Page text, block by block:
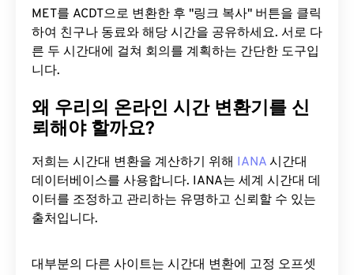
MET를 ACDT으로 변환한 후 "링크 복사" 버튼을 클릭
하여 친구나 동료와 해당 시간을 공유하세요. 서로 다
른 두 시간대에 걸쳐 회의를 계획하는 간단한 도구입
니다.
왜 우리의 온라인 시간 변환기를 신
뢰해야 할까요?
저희는 시간대 변환을 계산하기 위해 IANA 시간대
데이터베이스를 사용합니다. IANA는 세계 시간대 데
이터를 조정하고 관리하는 유명하고 신뢰할 수 있는
출처입니다.
대부분의 다른 사이트는 시간대 변환에 ​​고정 오프셋